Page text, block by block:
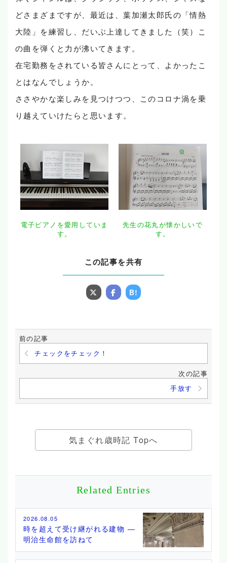
どさまざまですが、最近は、葉加瀬太郎氏の「情熱
大陸」を練習し、だいぶ上達してきました（笑）こ
の曲を弾くと力が沸いてきます。
在宅勤務をされている皆さんにとって、よかったこ
とはなんでしょうか。
ささやかな楽しみを見つけつつ、このコロナ渦を乗
り越えていけたらと思います。
電子ピアノを愛用していま
す。
先生の花丸が懐かしいで
す。
この記事を共有
B!
前の記事
チェックをチェック！
次の記事
手放す
気まぐれ歳時記 Topへ
Related Entries
2026.08.05
時を超えて受け継がれる建物 ―
明治生命館を訪ねて